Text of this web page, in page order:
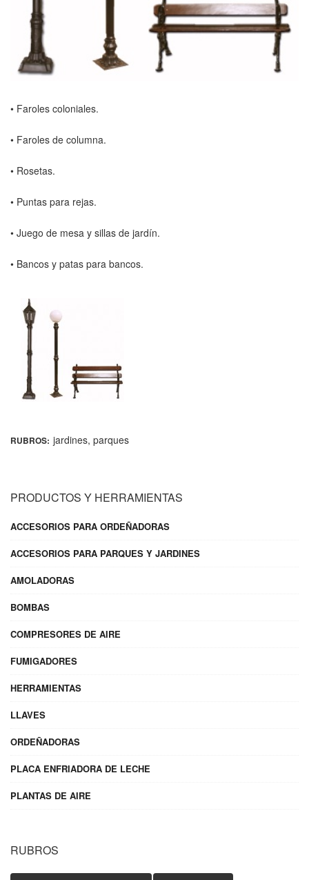
• Faroles coloniales.
• Faroles de columna.
• Rosetas.
• Puntas para rejas.
• Juego de mesa y sillas de jardín.
• Bancos y patas para bancos.
RUBROS: jardines, parques
PRODUCTOS Y HERRAMIENTAS
ACCESORIOS PARA ORDEÑADORAS
ACCESORIOS PARA PARQUES Y JARDINES
AMOLADORAS
BOMBAS
COMPRESORES DE AIRE
FUMIGADORES
HERRAMIENTAS
LLAVES
ORDEÑADORAS
PLACA ENFRIADORA DE LECHE
PLANTAS DE AIRE
RUBROS